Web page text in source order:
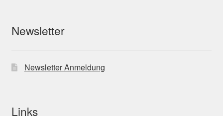
Newsletter
Newsletter Anmeldung
Links